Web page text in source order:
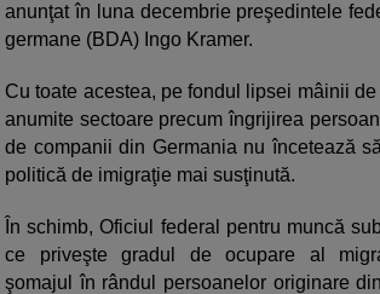
anunţat în luna decembrie preşedintele
germane (BDA) Ingo Kramer.
Cu toate acestea, pe fondul lipsei mâinii
anumite sectoare precum îngrijirea
de companii din Germania nu încetează
politică de imigraţie mai susţinută.
În schimb, Oficiul federal pentru muncă
ce priveşte gradul de ocupare al
şomajul în rândul persoanelor originare